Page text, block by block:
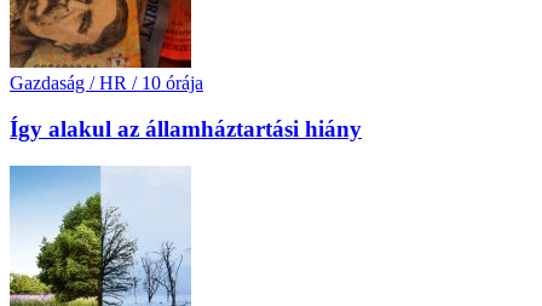
Gazdaság / HR / 10 órája
Így alakul az államháztartási hiány